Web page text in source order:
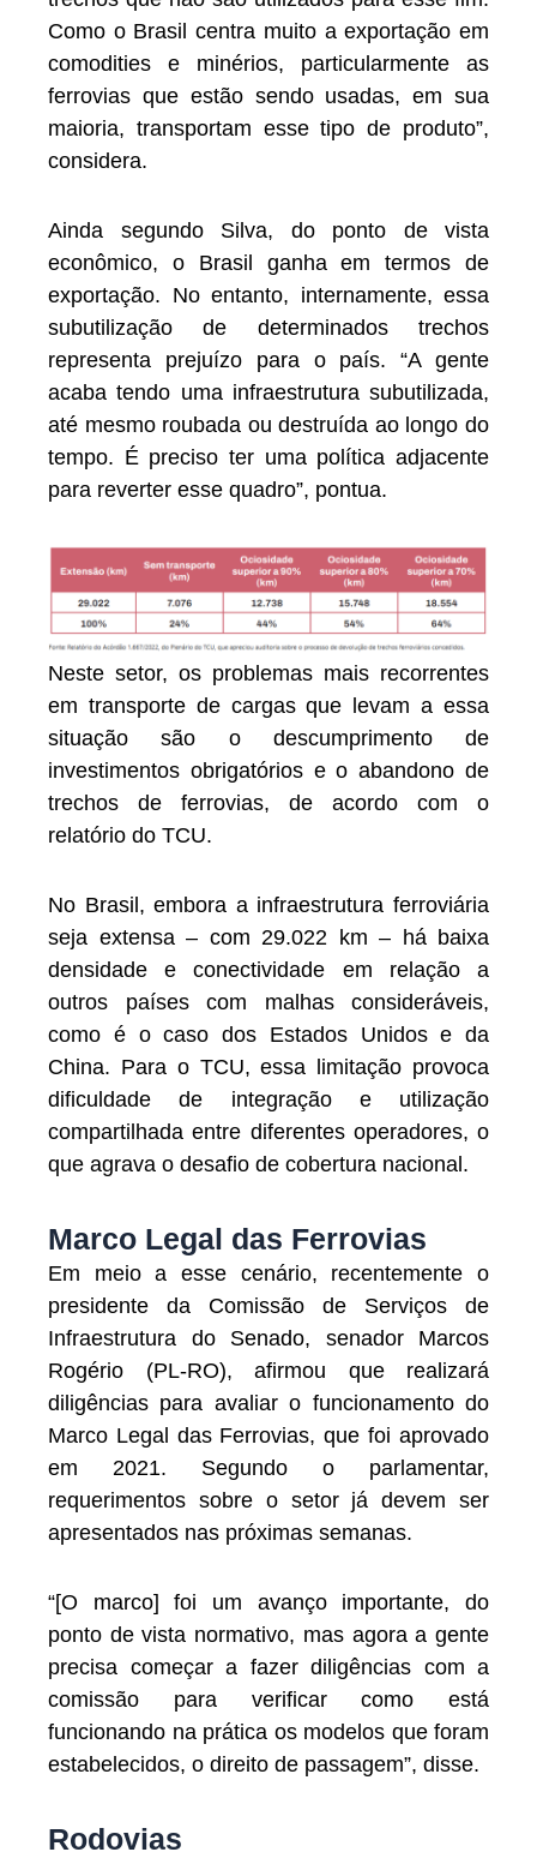
Como o Brasil centra muito a exportação em
comodities e minérios, particularmente as
ferrovias que estão sendo usadas, em sua
maioria, transportam esse tipo de produto”,
considera.
Ainda segundo Silva, do ponto de vista
econômico, o Brasil ganha em termos de
exportação. No entanto, internamente, essa
subutilização de determinados trechos
representa prejuízo para o país. “A gente
acaba tendo uma infraestrutura subutilizada,
até mesmo roubada ou destruída ao longo do
tempo. É preciso ter uma política adjacente
para reverter esse quadro”, pontua.
Neste setor, os problemas mais recorrentes
em transporte de cargas que levam a essa
situação são o descumprimento de
investimentos obrigatórios e o abandono de
trechos de ferrovias, de acordo com o
relatório do TCU.
No Brasil, embora a infraestrutura ferroviária
seja extensa – com 29.022 km – há baixa
densidade e conectividade em relação a
outros países com malhas consideráveis,
como é o caso dos Estados Unidos e da
China. Para o TCU, essa limitação provoca
dificuldade de integração e utilização
compartilhada entre diferentes operadores, o
que agrava o desafio de cobertura nacional.
Marco Legal das Ferrovias
Em meio a esse cenário, recentemente o
presidente da Comissão de Serviços de
Infraestrutura do Senado, senador Marcos
Rogério (PL-RO), afirmou que realizará
diligências para avaliar o funcionamento do
Marco Legal das Ferrovias, que foi aprovado
em 2021. Segundo o parlamentar,
requerimentos sobre o setor já devem ser
apresentados nas próximas semanas.
“[O marco] foi um avanço importante, do
ponto de vista normativo, mas agora a gente
precisa começar a fazer diligências com a
comissão para verificar como está
funcionando na prática os modelos que foram
estabelecidos, o direito de passagem”, disse.
Rodovias